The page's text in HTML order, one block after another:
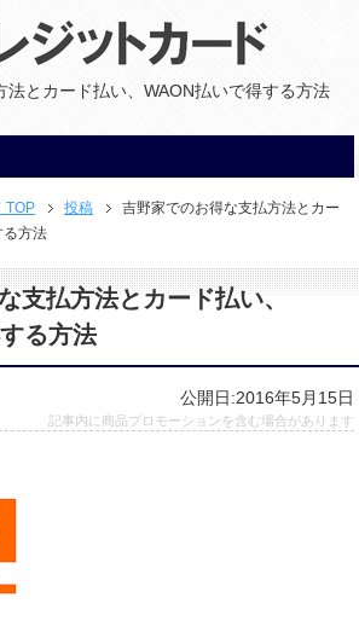
法とカード払い、WAON払いで得する方法
TOP 投稿
吉野家でのお得な支払方法とカー
る方法
支払方法とカード払い、
る方法
公開日:2016年5月15日
記事内に商品プロモーションを含む場合があります